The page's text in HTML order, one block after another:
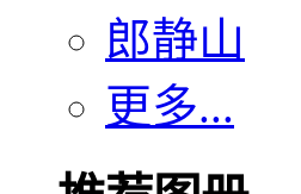
郎静山
更多...